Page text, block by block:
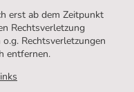
erst ab dem Zeitpunkt
Rechtsverletzung
Rechtsverletzungen
entfernen.